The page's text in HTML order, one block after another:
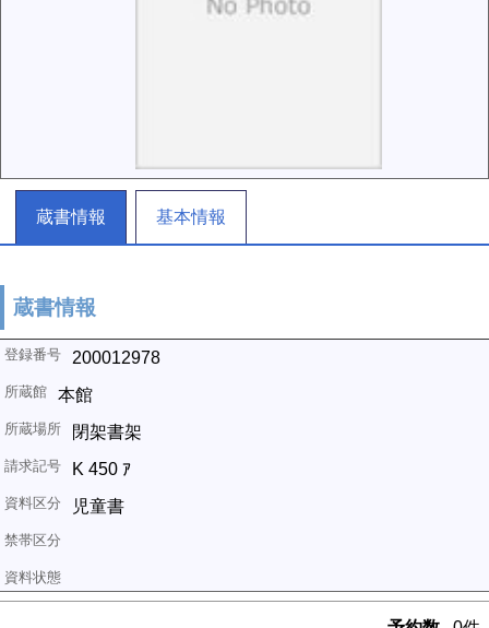
蔵書情報 基本情報
蔵書情報
200012978
本館
閉架書架
K 450 ｱ
児童書